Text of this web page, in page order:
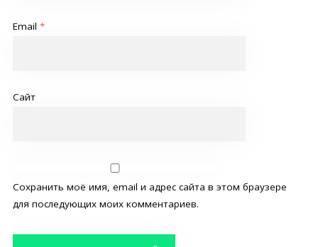
Email *
Сайт
Сохранить моё имя, email и адрес сайта в этом браузере
для последующих моих комментариев.